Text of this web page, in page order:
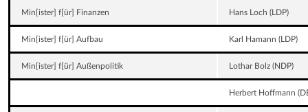
Min[ister] f[ür] Finanzen Hans Loch (LDP)
Min[ister] f[ür] Aufbau Karl Hamann (LDP)
Min[ister] f[ür] Außenpolitik Lothar Bolz (NDP)
Herbert Hoffmann